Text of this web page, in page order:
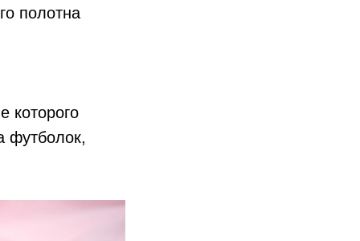
полотна
которого
футболок,